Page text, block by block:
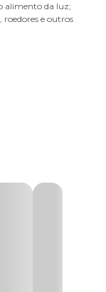
alimento da luz;
roedores e outros